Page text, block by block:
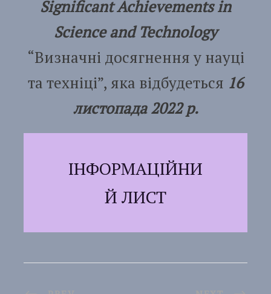
Significant Achievements in
Science and Technology
“Визначні досягнення у науці
та техніці”, яка відбудеться 16
листопада 2022 р.
ІНФОРМАЦІЙНИ
Й ЛИСТ